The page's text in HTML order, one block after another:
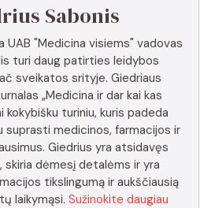
Sabonis
UAB "Medicina visiems" vadovas
turi daug patirties leidybos
sveikatos srityje. Giedriaus
„Medicina ir dar kai kas
kokybišku turiniu, kuris padeda
suprasti medicinos, farmacijos ir
Giedrius yra atsidavęs
skiria dėmesį detalėms ir yra
tikslingumą ir aukščiausią
laikymąsi. Sužinokite daugiau